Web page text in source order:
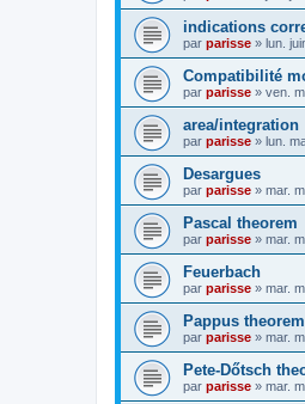
indications
par parisse » lun.
Compatibilité
par parisse » ven.
area/integration
par parisse » lun.
Desargues
par parisse » mar.
Pascal theorem
par parisse » mar.
Feuerbach
par parisse » mar.
Pappus theorem
par parisse » mar.
Pete-Dőtsch
par parisse » mar.